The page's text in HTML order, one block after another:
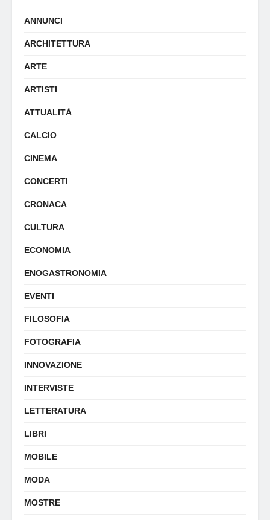
ANNUNCI
ARCHITETTURA
ARTE
ARTISTI
ATTUALITÀ
CALCIO
CINEMA
CONCERTI
CRONACA
CULTURA
ECONOMIA
ENOGASTRONOMIA
EVENTI
FILOSOFIA
FOTOGRAFIA
INNOVAZIONE
INTERVISTE
LETTERATURA
LIBRI
MOBILE
MODA
MOSTRE